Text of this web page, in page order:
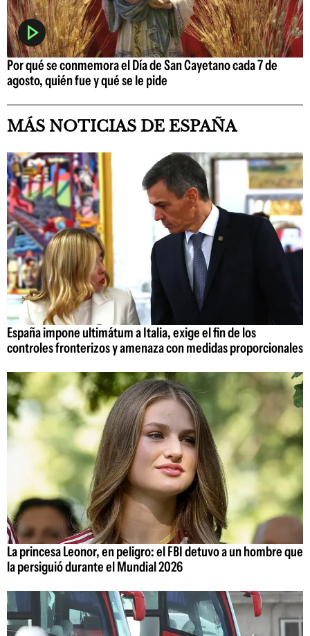
Por qué se conmemora el Día de San Cayetano cada 7 de
agosto, quién fue y qué se le pide
MÁS NOTICIAS DE ESPAÑA
España impone ultimátum a Italia, exige el fin de los
controles fronterizos y amenaza con medidas proporcionales
La princesa Leonor, en peligro: el FBI detuvo a un hombre que
la persiguió durante el Mundial 2026